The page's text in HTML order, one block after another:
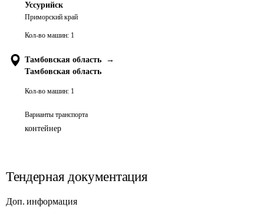
Уссурийск
Приморский край
Кол-во машин: 1
Тамбовская область
→
Тамбовская область
Кол-во машин: 1
Варианты транспорта
контейнер
Тендерная документация
Доп. информация